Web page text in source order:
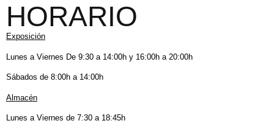
HORARIO
Exposición
Lunes a Viernes De 9:30 a 14:00h y 16:00h a 20:00h
Sábados de 8:00h a 14:00h
Almacén
Lunes a Viernes de 7:30 a 18:45h